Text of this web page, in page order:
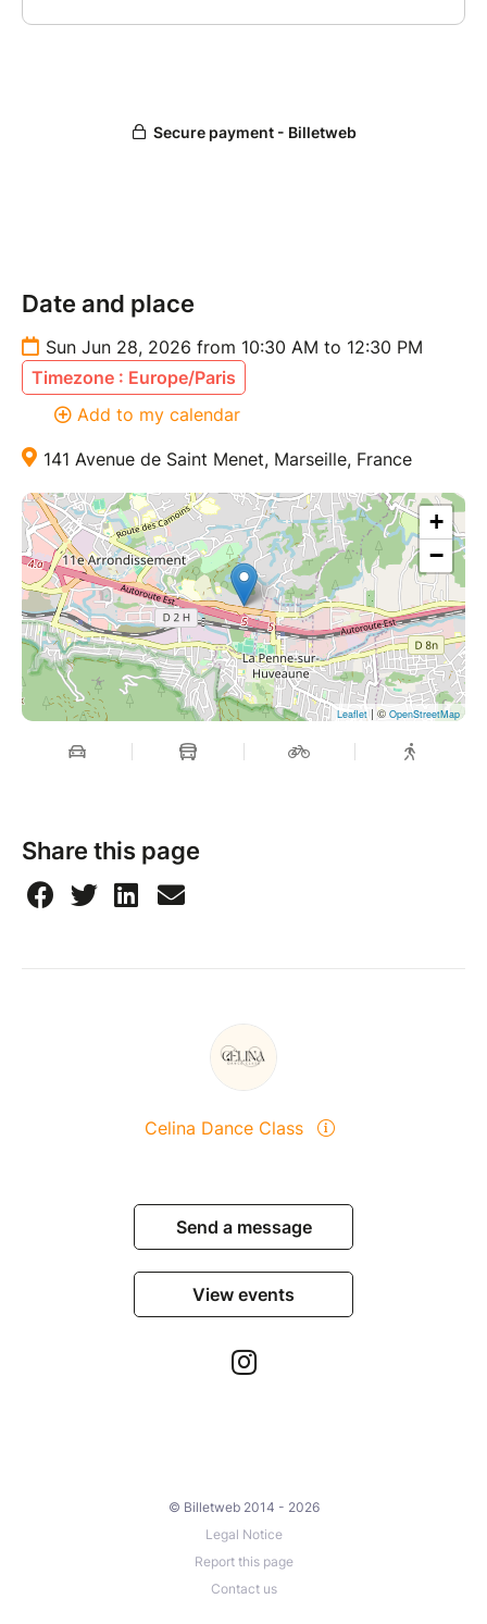
Bien évidemment, ce n’est pas obligatoire : vous
On se retrouve donc pour une séance de 2 heures, le
J’ai hâte de danser avec vous pour ce dernier
événement de l’année. ✨
Date and place
Sun Jun 28, 2026 from 10:30 AM to 12:30 PM
Timezone : Europe/Paris
Add to my calendar
141 Avenue de Saint Menet, Marseille, France
+
−
Leaflet| © OpenStreetMap
Share this page
Celina Dance Class
Send a message
View events
© Billetweb 2014 - 2026
Legal Notice
Report this page
Contact us